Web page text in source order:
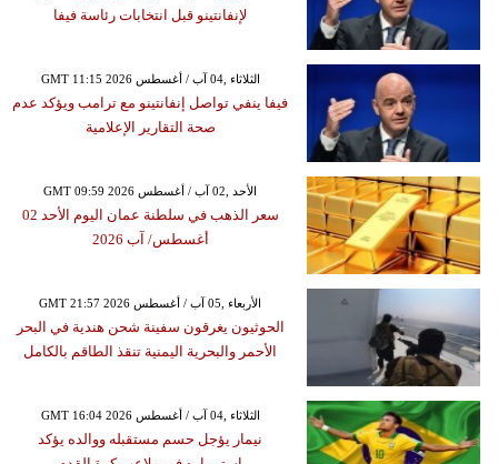
لإنفانتينو قبل انتخابات رئاسة فيفا
GMT 11:15 2026 الثلاثاء ,04 آب / أغسطس
فيفا ينفي تواصل إنفانتينو مع ترامب ويؤكد عدم
صحة التقارير الإعلامية
GMT 09:59 2026 الأحد ,02 آب / أغسطس
سعر الذهب في سلطنة عمان اليوم الأحد 02
أغسطس/ آب 2026
GMT 21:57 2026 الأربعاء ,05 آب / أغسطس
الحوثيون يغرقون سفينة شحن هندية في البحر
الأحمر والبحرية اليمنية تنقذ الطاقم بالكامل
GMT 16:04 2026 الثلاثاء ,04 آب / أغسطس
نيمار يؤجل حسم مستقبله ووالده يؤكد